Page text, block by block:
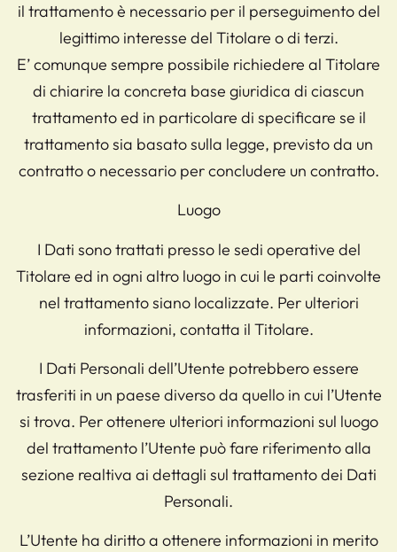
il trattamento è necessario per il perseguimento del
legittimo interesse del Titolare o di terzi.
E’ comunque sempre possibile richiedere al Titolare
di chiarire la concreta base giuridica di ciascun
trattamento ed in particolare di specificare se il
trattamento sia basato sulla legge, previsto da un
contratto o necessario per concludere un contratto.
Luogo
I Dati sono trattati presso le sedi operative del
Titolare ed in ogni altro luogo in cui le parti coinvolte
nel trattamento siano localizzate. Per ulteriori
informazioni, contatta il Titolare.
I Dati Personali dell’Utente potrebbero essere
trasferiti in un paese diverso da quello in cui l’Utente
si trova. Per ottenere ulteriori informazioni sul luogo
del trattamento l’Utente può fare riferimento alla
sezione realtiva ai dettagli sul trattamento dei Dati
Personali.
L’Utente ha diritto a ottenere informazioni in merito